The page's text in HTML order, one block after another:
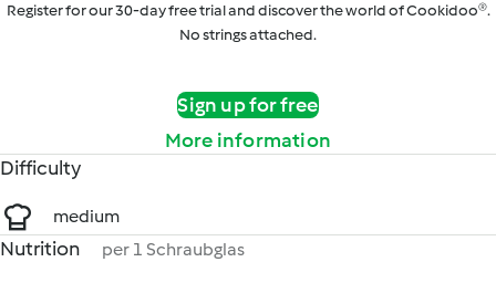
Register for our 30-day free trial and discover the world of Cookidoo®.
No strings attached.
Sign up for free
More information
Difficulty
medium
Nutrition per 1 Schraubglas